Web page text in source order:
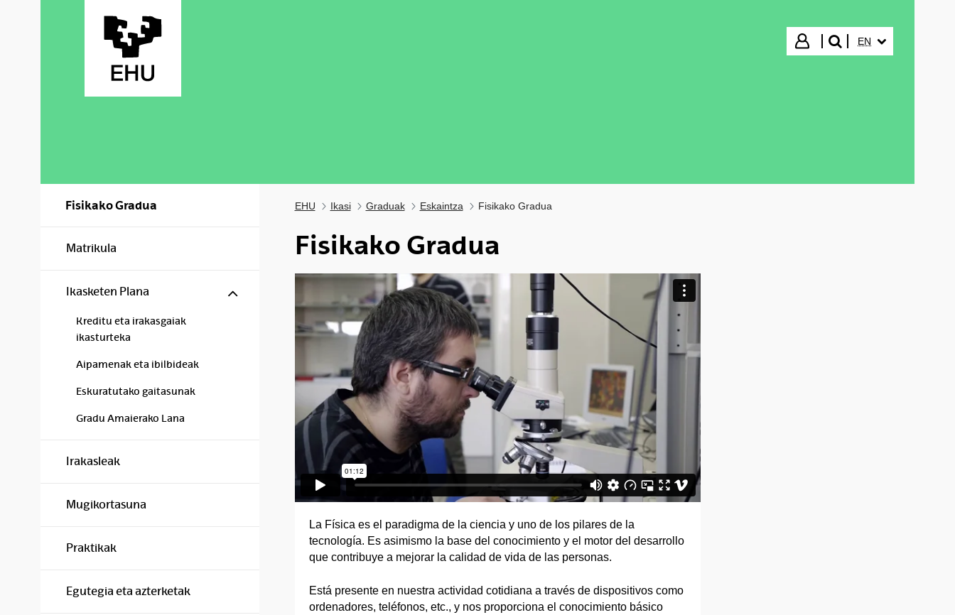
Login
search"
EN
Fisikako Gradua
Matrikula
Ikasketen Plana Show/hide subpages
Kreditu eta irakasgaiak
ikasturteka
Aipamenak eta ibilbideak
Eskuratutako gaitasunak
Gradu Amaierako Lana
Irakasleak
Mugikortasuna
Praktikak
Egutegia eta azterketak
EHU Ikasi Graduak Eskaintza Fisikako Gradua
Fisikako Gradua
La Física es el paradigma de la ciencia y uno de los pilares de la
tecnología. Es asimismo la base del conocimiento y el motor del desarrollo
que contribuye a mejorar la calidad de vida de las personas.
Está presente en nuestra actividad cotidiana a través de dispositivos como
ordenadores, teléfonos, etc., y nos proporciona el conocimiento básico